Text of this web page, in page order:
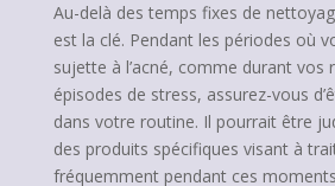
Au-delà des temps fixes de
est la clé. Pendant les périodes où
sujette à l’acné, comme durant vos
épisodes de stress, assurez-vous
dans votre routine. Il pourrait être
des produits spécifiques visant à
fréquemment pendant ces